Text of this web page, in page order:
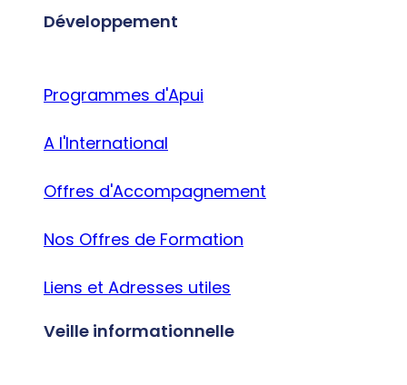
Développement
Programmes d'Apui
A l'International
Offres d'Accompagnement
Nos Offres de Formation
Liens et Adresses utiles
Veille informationnelle